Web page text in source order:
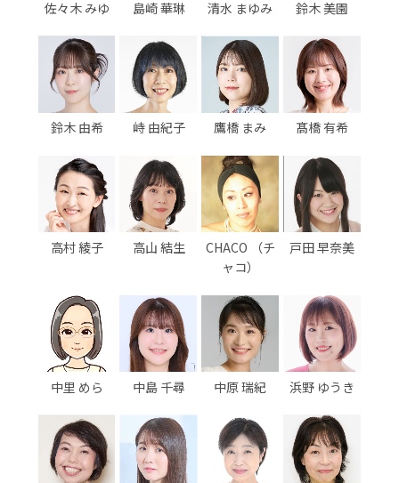
佐々木 みゆ 島崎 華琳 清水 まゆみ 鈴木 美園
鈴木 由希 峙 由紀子 鷹橋 まみ 髙橋 有希
高村 綾子 高山 結生
CHACO （チ
ャコ）
戸田 早奈美
中里 めら 中島 千尋 中原 瑞紀 浜野 ゆうき